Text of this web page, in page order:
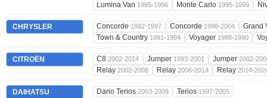
Lumina Van 1995-1996 Monte Carlo 1995-1999
CHRYSLER Concorde 1992-1997 Concorde 1998-2004
Grand
Town & Country 1991-1994 Voyager 1988-1990
CITROËN C8 2002-2014 Jumper 1993-2001 Jumper 2002-
Relay 2002-2006 Relay 2006-2014 Relay 2014-
DAIHATSU Dario Terios 2003-2009 Terios 1997-2005